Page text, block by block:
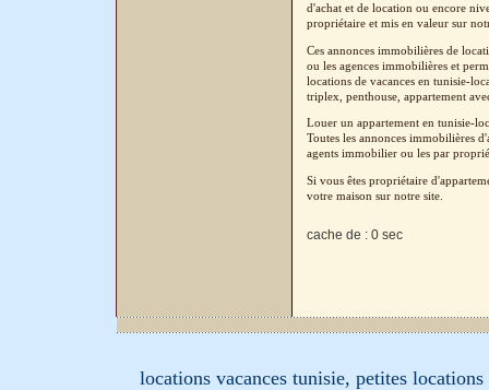
d'achat et de location ou encore
propriétaire et mis en valeur sur
Ces annonces immobilières de
ou les agences immobilières et
locations de vacances en tunisie-
triplex, penthouse, appartement
Louer un appartement en tunisie-
Toutes les annonces immobilières
agents immobilier ou les par
Si vous êtes propriétaire
votre maison sur notre site.
cache de : 0 sec
locations vacances tunisie, petites